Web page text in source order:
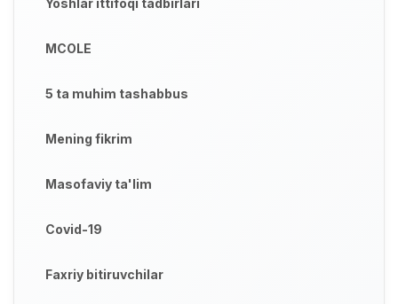
MCOLE
5 ta muhim tashabbus
Mening fikrim
Masofaviy ta'lim
Covid-19
Faxriy bitiruvchilar